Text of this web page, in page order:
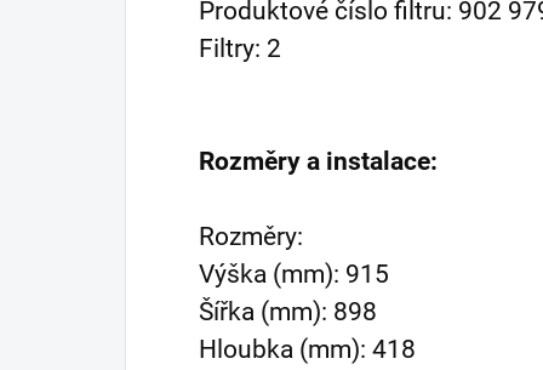
Produktové číslo filtru: 902
Filtry: 2
Rozměry a instalace:
Rozměry:
Výška (mm): 915
Šířka (mm): 898
Hloubka (mm): 418